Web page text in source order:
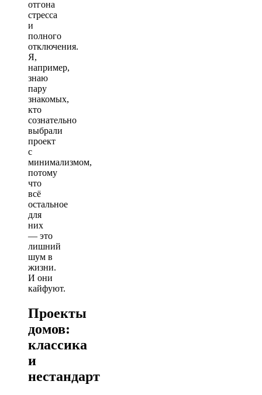
отгона
стресса
и
полного
отключения.
Я,
например,
знаю
пару
знакомых,
кто
сознательно
выбрали
проект
с
минимализмом,
потому
что
всё
остальное
для
них
— это
лишний
шум в
жизни.
И они
кайфуют.
Проекты
домов:
классика
и
нестандарт